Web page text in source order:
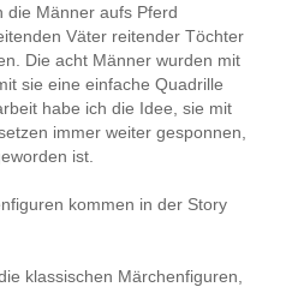
die Männer aufs Pferd
Väter reitender Töchter
Die acht Männer wurden mit
sie eine einfache Quadrille
habe ich die Idee, sie mit
immer weiter gesponnen,
ist.
kommen in der Story
klassischen Märchenfiguren,